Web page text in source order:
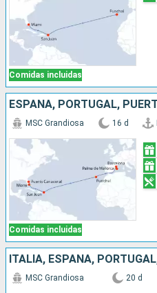
Comidas incluidas
Comidas incluidas
MSC Grandiosa 16 d
MSC Grandiosa 20 d